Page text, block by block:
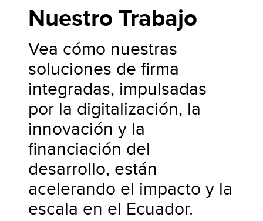
Nuestro Trabajo
Vea cómo nuestras
soluciones de firma
integradas, impulsadas
por la digitalización, la
innovación y la
financiación del
desarrollo, están
acelerando el impacto y la
escala en el Ecuador.